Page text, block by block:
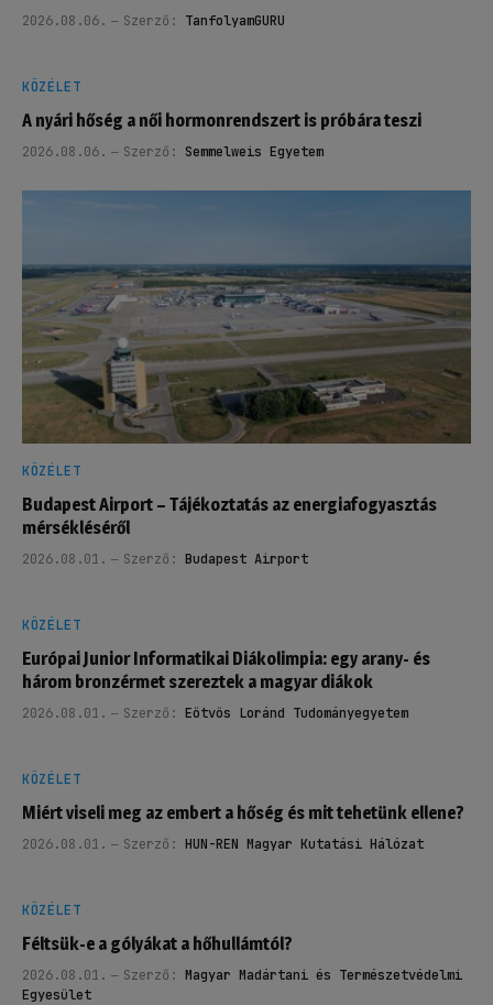
2026.08.06. Szerző: TanfolyamGURU
KÖZÉLET
A nyári hőség a női hormonrendszert is próbára teszi
2026.08.06. Szerző: Semmelweis Egyetem
KÖZÉLET
Budapest Airport – Tájékoztatás az energiafogyasztás
mérsékléséről
2026.08.01. Szerző: Budapest Airport
KÖZÉLET
Európai Junior Informatikai Diákolimpia: egy arany- és
három bronzérmet szereztek a magyar diákok
2026.08.01. Szerző: Eötvös Loránd Tudományegyetem
KÖZÉLET
Miért viseli meg az embert a hőség és mit tehetünk ellene?
2026.08.01. Szerző: HUN-REN Magyar Kutatási Hálózat
KÖZÉLET
Féltsük-e a gólyákat a hőhullámtól?
2026.08.01. Szerző: Magyar Madártani és Természetvédelmi
Egyesület